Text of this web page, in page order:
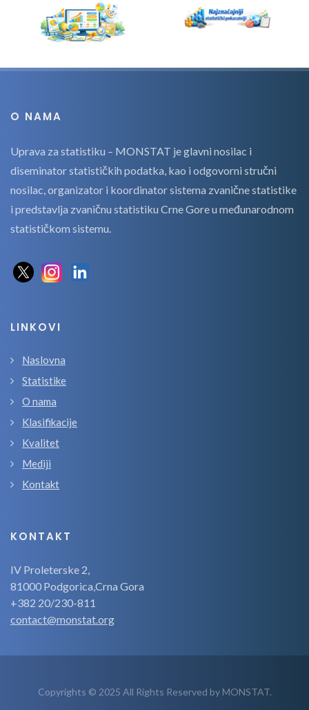
O NAMA
Uprava za statistiku – MONSTAT je glavni nosilac i
diseminator statističkih podatka, kao i odgovorni stručni
nosilac, organizator i koordinator sistema zvanične statistike
i predstavlja zvaničnu statistiku Crne Gore u međunarodnom
statističkom sistemu.
LINKOVI
Naslovna
Statistike
O nama
Klasifikacije
Kvalitet
Mediji
Kontakt
KONTAKT
IV Proleterske 2,
81000 Podgorica,Crna Gora
+382 20/230-811
contact@monstat.org
Copyrights © 2025 All Rights Reserved by MONSTAT.